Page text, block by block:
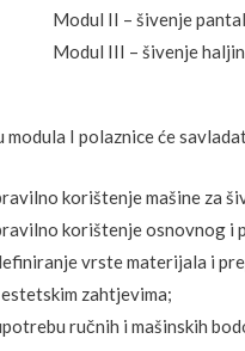
Modul II – šivenje
Modul III – šivenje
modula I polaznice će
korištenje mašine za
korištenje osnovnog i
vrste materijala i
zahtjevima;
ručnih i mašinskih